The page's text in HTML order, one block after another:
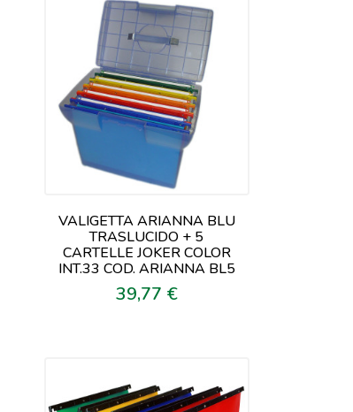
VALIGETTA ARIANNA BLU
TRASLUCIDO + 5
CARTELLE JOKER COLOR
INT.33 COD. ARIANNA BL5
Prezzo
39,77 €